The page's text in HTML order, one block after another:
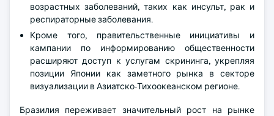
возрастных заболеваний, таких как инсульт, рак и
респираторные заболевания.
Кроме того, правительственные инициативы и
кампании по информированию общественности
расширяют доступ к услугам скрининга, укрепляя
позиции Японии как заметного рынка в секторе
визуализации в Азиатско-Тихоокеанском регионе.
Бразилия переживает значительный рост на рынке